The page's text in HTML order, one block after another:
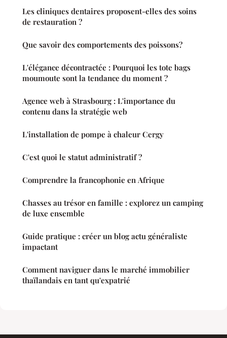
Les cliniques dentaires proposent-elles des soins
de restauration ?
Que savoir des comportements des poissons?
L'élégance décontractée : Pourquoi les tote bags
moumoute sont la tendance du moment ?
Agence web à Strasbourg : L'importance du
contenu dans la stratégie web
L'installation de pompe à chaleur Cergy
C'est quoi le statut administratif ?
Comprendre la francophonie en Afrique
Chasses au trésor en famille : explorez un camping
de luxe ensemble
Guide pratique : créer un blog actu généraliste
impactant
Comment naviguer dans le marché immobilier
thaïlandais en tant qu'expatrié